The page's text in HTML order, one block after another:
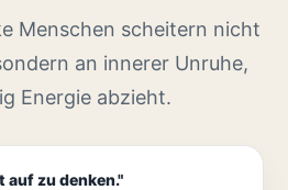
Menschen scheitern nicht
an innerer Unruhe,
Energie abzieht.
auf zu denken."